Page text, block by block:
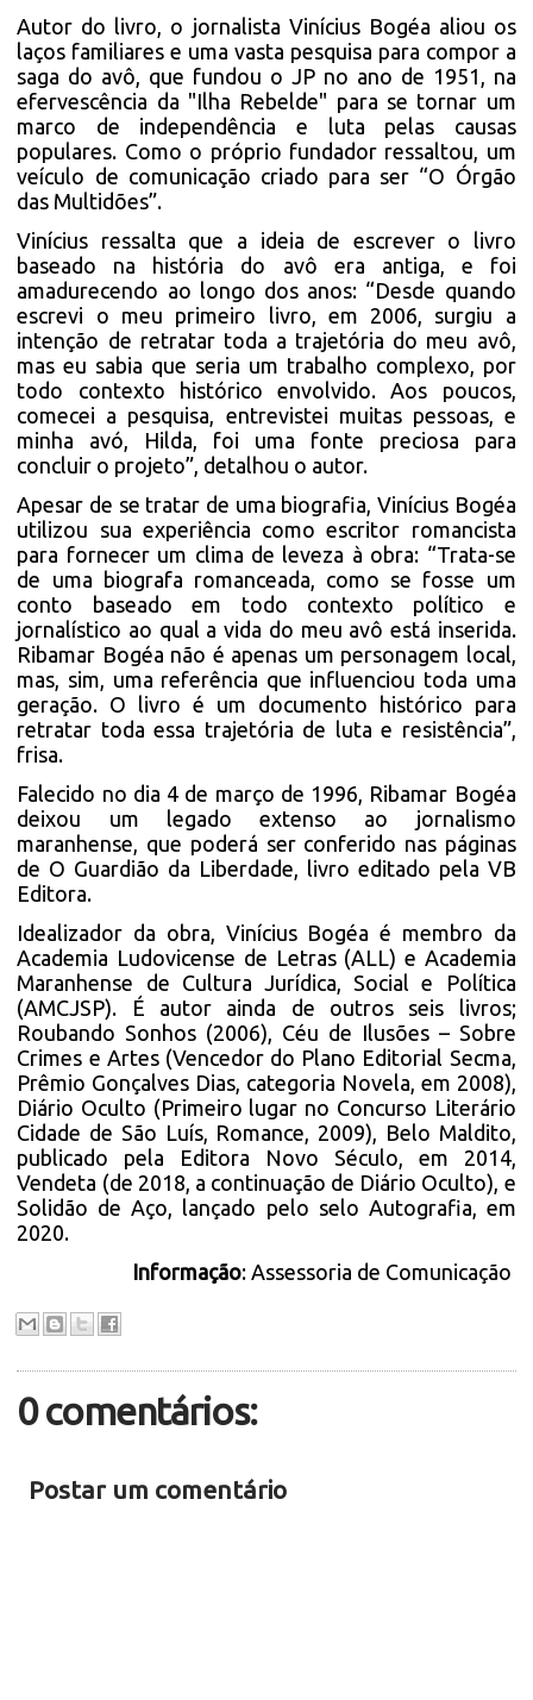
Autor do livro, o jornalista Vinícius Bogéa aliou os
laços familiares e uma vasta pesquisa para compor a
saga do avô, que fundou o JP no ano de 1951, na
efervescência da "Ilha Rebelde" para se tornar um
marco de independência e luta pelas causas
populares. Como o próprio fundador ressaltou, um
veículo de comunicação criado para ser “O Órgão
das Multidões”.
Vinícius ressalta que a ideia de escrever o livro
baseado na história do avô era antiga, e foi
amadurecendo ao longo dos anos: “Desde quando
escrevi o meu primeiro livro, em 2006, surgiu a
intenção de retratar toda a trajetória do meu avô,
mas eu sabia que seria um trabalho complexo, por
todo contexto histórico envolvido. Aos poucos,
comecei a pesquisa, entrevistei muitas pessoas, e
minha avó, Hilda, foi uma fonte preciosa para
concluir o projeto”, detalhou o autor.
Apesar de se tratar de uma biografia, Vinícius Bogéa
utilizou sua experiência como escritor romancista
para fornecer um clima de leveza à obra: “Trata-se
de uma biografa romanceada, como se fosse um
conto baseado em todo contexto político e
jornalístico ao qual a vida do meu avô está inserida.
Ribamar Bogéa não é apenas um personagem local,
mas, sim, uma referência que influenciou toda uma
geração. O livro é um documento histórico para
retratar toda essa trajetória de luta e resistência”,
frisa.
Falecido no dia 4 de março de 1996, Ribamar Bogéa
deixou um legado extenso ao jornalismo
maranhense, que poderá ser conferido nas páginas
de O Guardião da Liberdade, livro editado pela VB
Editora.
Idealizador da obra, Vinícius Bogéa é membro da
Academia Ludovicense de Letras (ALL) e Academia
Maranhense de Cultura Jurídica, Social e Política
(AMCJSP). É autor ainda de outros seis livros;
Roubando Sonhos (2006), Céu de Ilusões – Sobre
Crimes e Artes (Vencedor do Plano Editorial Secma,
Prêmio Gonçalves Dias, categoria Novela, em 2008),
Diário Oculto (Primeiro lugar no Concurso Literário
Cidade de São Luís, Romance, 2009), Belo Maldito,
publicado pela Editora Novo Século, em 2014,
Vendeta (de 2018, a continuação de Diário Oculto), e
Solidão de Aço, lançado pelo selo Autografia, em
2020.
Informação: Assessoria de Comunicação
0 comentários:
Postar um comentário